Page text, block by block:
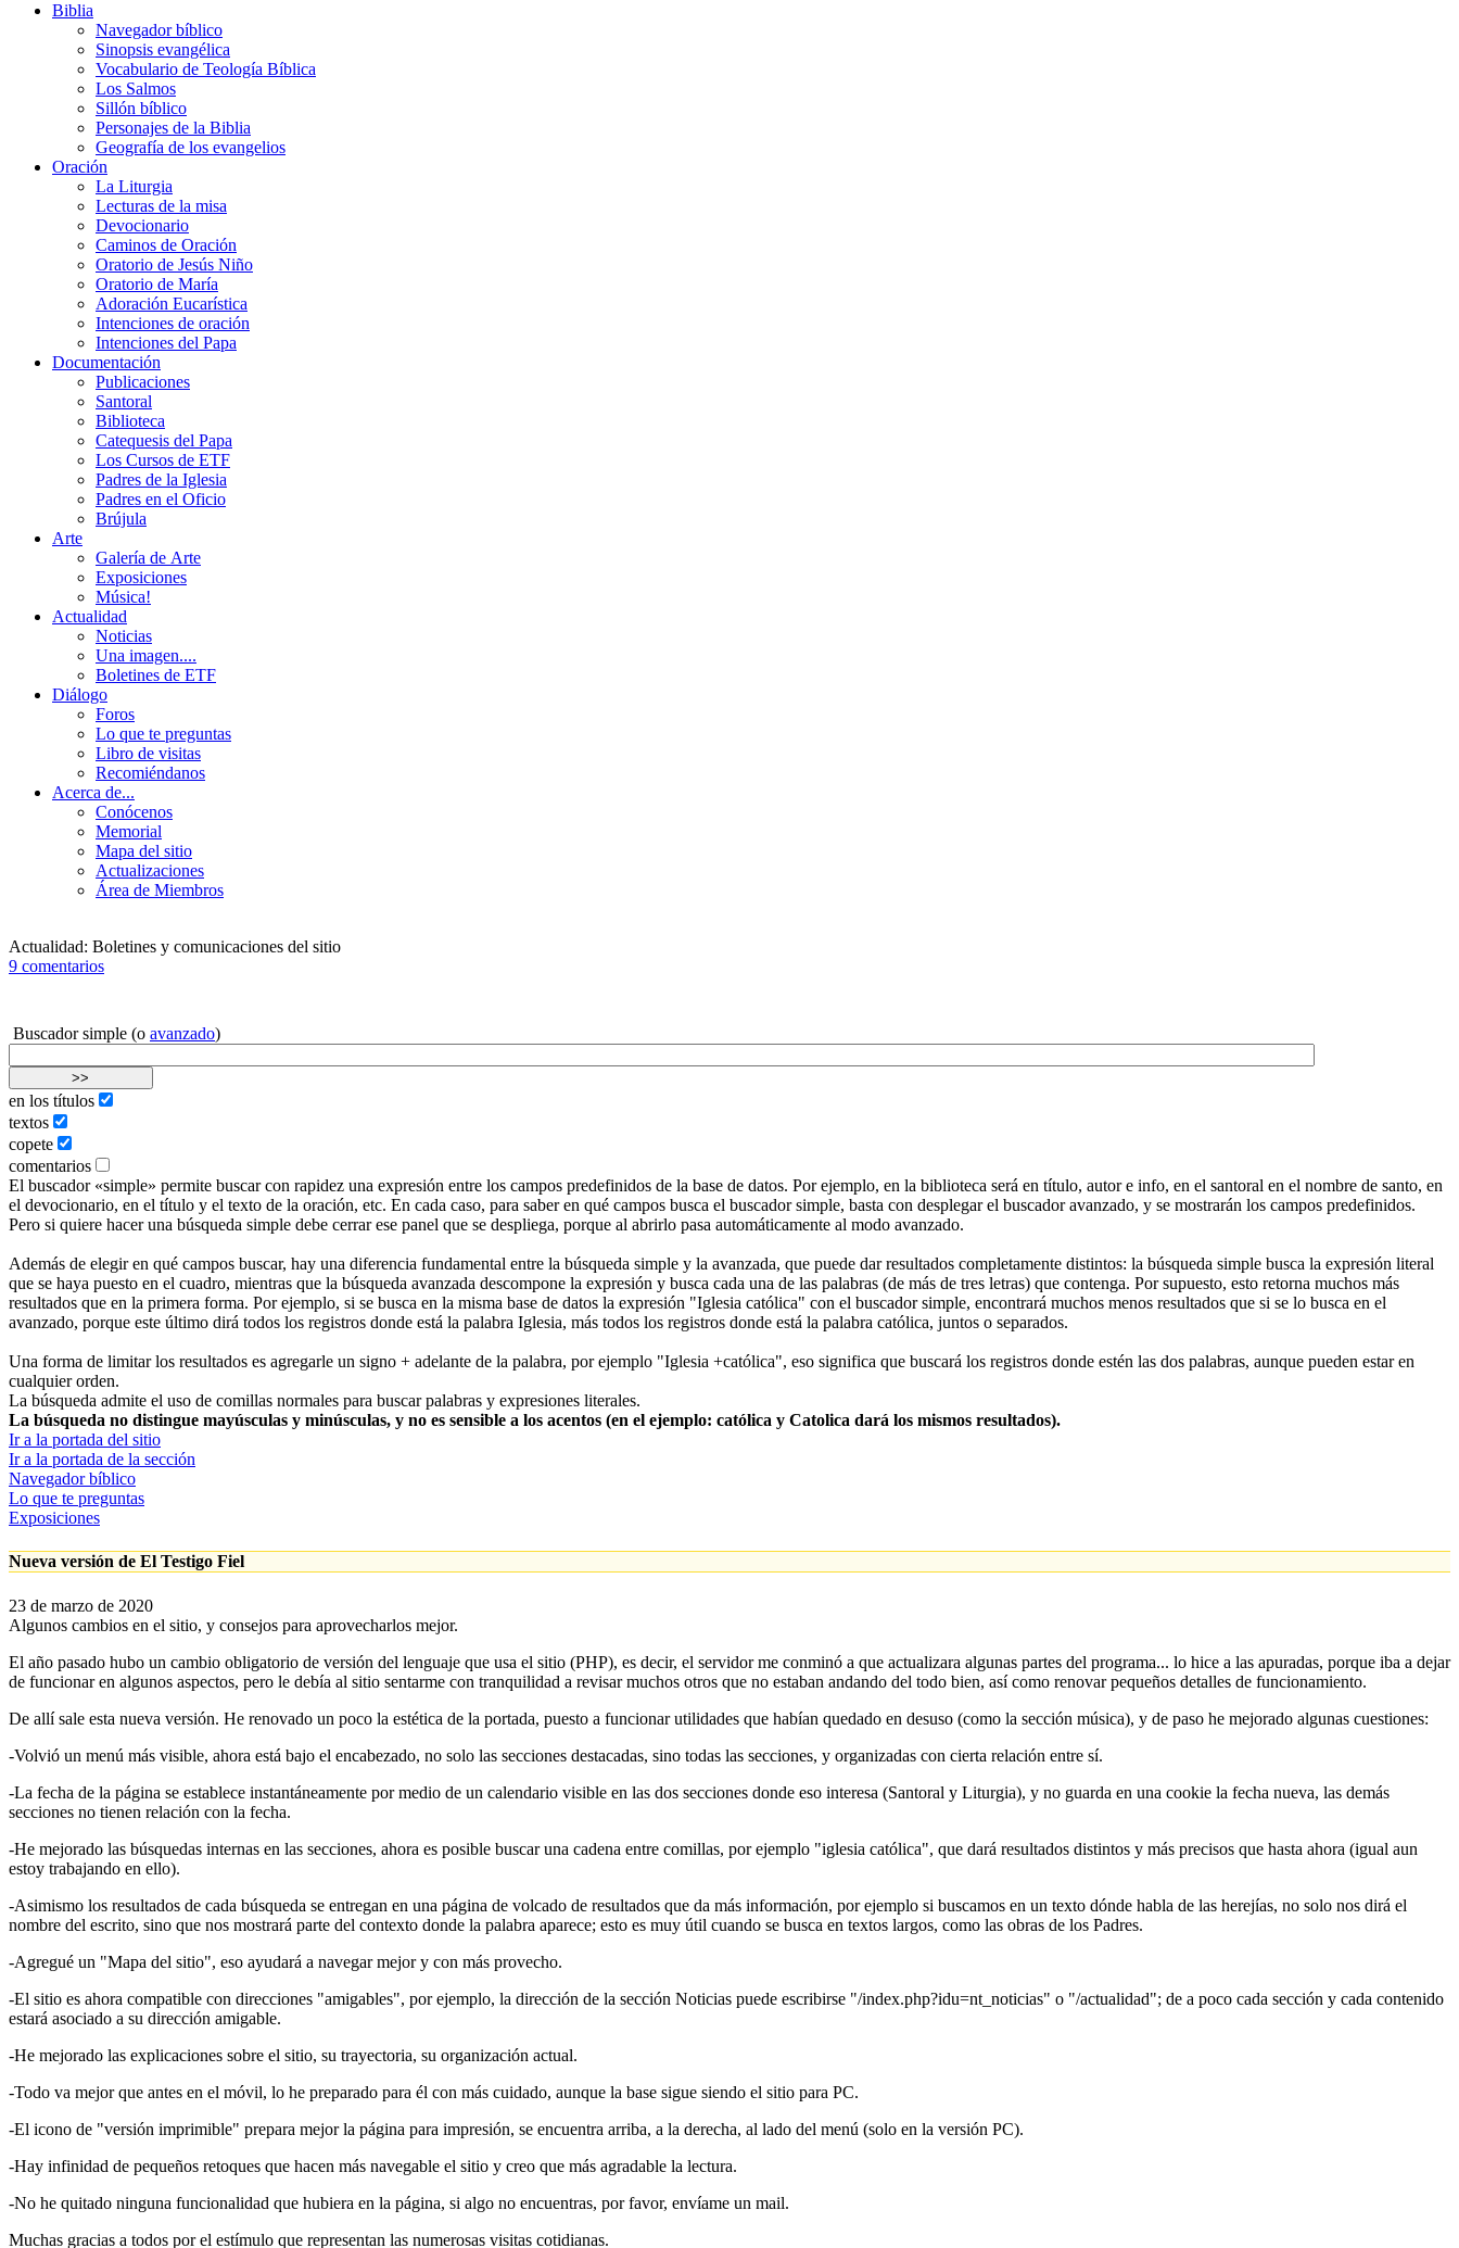
Biblia
Navegador bíblico
Sinopsis evangélica
Vocabulario de Teología Bíblica
Los Salmos
Sillón bíblico
Personajes de la Biblia
Geografía de los evangelios
Oración
La Liturgia
Lecturas de la misa
Devocionario
Caminos de Oración
Oratorio de Jesús Niño
Oratorio de María
Adoración Eucarística
Intenciones de oración
Intenciones del Papa
Documentación
Publicaciones
Santoral
Biblioteca
Catequesis del Papa
Los Cursos de ETF
Padres de la Iglesia
Padres en el Oficio
Brújula
Arte
Galería de Arte
Exposiciones
Música!
Actualidad
Noticias
Una imagen....
Boletines de ETF
Diálogo
Foros
Lo que te preguntas
Libro de visitas
Recomiéndanos
Acerca de...
Conócenos
Memorial
Mapa del sitio
Actualizaciones
Área de Miembros
Actualidad: Boletines y comunicaciones del sitio
9 comentarios
Buscador simple (o avanzado)
en los títulos
textos
copete
comentarios
El buscador «simple» permite buscar con rapidez una expresión entre los campos predefinidos de la base de datos. Por ejemplo, en la biblioteca será en título, autor e info, en el santoral en el nombre de santo, en
el devocionario, en el título y el texto de la oración, etc. En cada caso, para saber en qué campos busca el buscador simple, basta con desplegar el buscador avanzado, y se mostrarán los campos predefinidos.
Pero si quiere hacer una búsqueda simple debe cerrar ese panel que se despliega, porque al abrirlo pasa automáticamente al modo avanzado.
Además de elegir en qué campos buscar, hay una diferencia fundamental entre la búsqueda simple y la avanzada, que puede dar resultados completamente distintos: la búsqueda simple busca la expresión literal
que se haya puesto en el cuadro, mientras que la búsqueda avanzada descompone la expresión y busca cada una de las palabras (de más de tres letras) que contenga. Por supuesto, esto retorna muchos más
resultados que en la primera forma. Por ejemplo, si se busca en la misma base de datos la expresión "Iglesia católica" con el buscador simple, encontrará muchos menos resultados que si se lo busca en el
avanzado, porque este último dirá todos los registros donde está la palabra Iglesia, más todos los registros donde está la palabra católica, juntos o separados.
Una forma de limitar los resultados es agregarle un signo + adelante de la palabra, por ejemplo "Iglesia +católica", eso significa que buscará los registros donde estén las dos palabras, aunque pueden estar en
cualquier orden.
La búsqueda admite el uso de comillas normales para buscar palabras y expresiones literales.
La búsqueda no distingue mayúsculas y minúsculas, y no es sensible a los acentos (en el ejemplo: católica y Catolica dará los mismos resultados).
Ir a la portada del sitio
Ir a la portada de la sección
Navegador bíblico
Lo que te preguntas
Exposiciones
Nueva versión de El Testigo Fiel
23 de marzo de 2020
Algunos cambios en el sitio, y consejos para aprovecharlos mejor.
El año pasado hubo un cambio obligatorio de versión del lenguaje que usa el sitio (PHP), es decir, el servidor me conminó a que actualizara algunas partes del programa... lo hice a las apuradas, porque iba a dejar
de funcionar en algunos aspectos, pero le debía al sitio sentarme con tranquilidad a revisar muchos otros que no estaban andando del todo bien, así como renovar pequeños detalles de funcionamiento.
De allí sale esta nueva versión. He renovado un poco la estética de la portada, puesto a funcionar utilidades que habían quedado en desuso (como la sección música), y de paso he mejorado algunas cuestiones:
-Volvió un menú más visible, ahora está bajo el encabezado, no solo las secciones destacadas, sino todas las secciones, y organizadas con cierta relación entre sí.
-La fecha de la página se establece instantáneamente por medio de un calendario visible en las dos secciones donde eso interesa (Santoral y Liturgia), y no guarda en una cookie la fecha nueva, las demás
secciones no tienen relación con la fecha.
-He mejorado las búsquedas internas en las secciones, ahora es posible buscar una cadena entre comillas, por ejemplo "iglesia católica", que dará resultados distintos y más precisos que hasta ahora (igual aun
estoy trabajando en ello).
-Asimismo los resultados de cada búsqueda se entregan en una página de volcado de resultados que da más información, por ejemplo si buscamos en un texto dónde habla de las herejías, no solo nos dirá el
nombre del escrito, sino que nos mostrará parte del contexto donde la palabra aparece; esto es muy útil cuando se busca en textos largos, como las obras de los Padres.
-Agregué un "Mapa del sitio", eso ayudará a navegar mejor y con más provecho.
-El sitio es ahora compatible con direcciones "amigables", por ejemplo, la dirección de la sección Noticias puede escribirse "/index.php?idu=nt_noticias" o "/actualidad"; de a poco cada sección y cada contenido
estará asociado a su dirección amigable.
-He mejorado las explicaciones sobre el sitio, su trayectoria, su organización actual.
-Todo va mejor que antes en el móvil, lo he preparado para él con más cuidado, aunque la base sigue siendo el sitio para PC.
-El icono de "versión imprimible" prepara mejor la página para impresión, se encuentra arriba, a la derecha, al lado del menú (solo en la versión PC).
-Hay infinidad de pequeños retoques que hacen más navegable el sitio y creo que más agradable la lectura.
-No he quitado ninguna funcionalidad que hubiera en la página, si algo no encuentras, por favor, envíame un mail.
Muchas gracias a todos por el estímulo que representan las numerosas visitas cotidianas.